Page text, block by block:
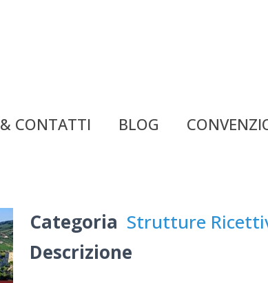
CONTATTI BLOG
Categoria Strutture
Descrizione